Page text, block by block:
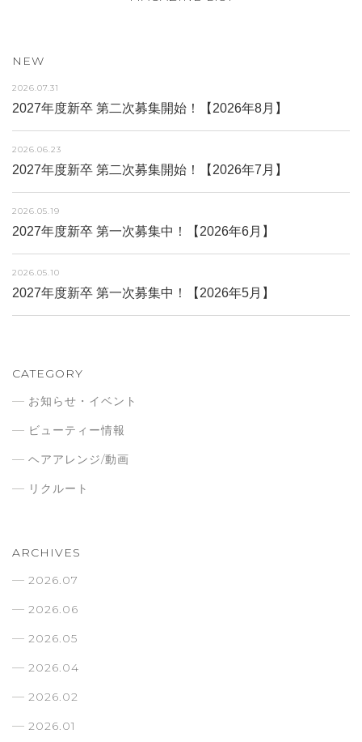
NEW
2026.07.31
2027年度新卒 第二次募集開始！【2026年8月】
2026.06.23
2027年度新卒 第二次募集開始！【2026年7月】
2026.05.19
2027年度新卒 第一次募集中！【2026年6月】
2026.05.10
2027年度新卒 第一次募集中！【2026年5月】
CATEGORY
お知らせ・イベント
ビューティー情報
ヘアアレンジ/動画
リクルート
ARCHIVES
2026.07
2026.06
2026.05
2026.04
2026.02
2026.01